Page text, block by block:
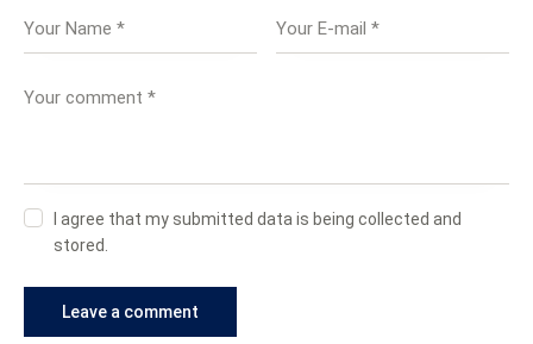
I agree that my submitted data is being collected and
stored.